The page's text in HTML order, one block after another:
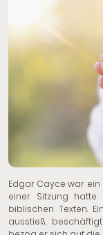
Edgar Cayce war
einer Sitzung hatte
biblischen Texten.
ausstieß,